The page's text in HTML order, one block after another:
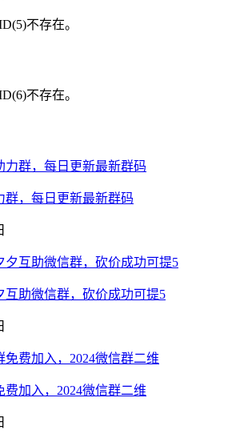
不存在。
不存在。
群，每日更新最新群码
互助微信群，砍价成功可提5
费加入，2024微信群二维